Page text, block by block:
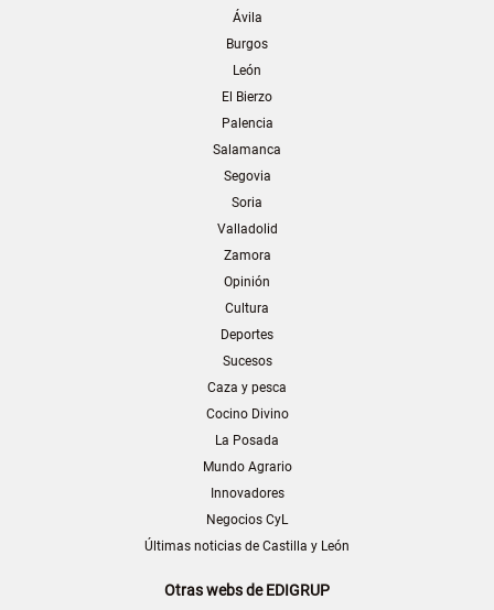
Ávila
Burgos
León
El Bierzo
Palencia
Salamanca
Segovia
Soria
Valladolid
Zamora
Opinión
Cultura
Deportes
Sucesos
Caza y pesca
Cocino Divino
La Posada
Mundo Agrario
Innovadores
Negocios CyL
Últimas noticias de Castilla y León
Otras webs de EDIGRUP